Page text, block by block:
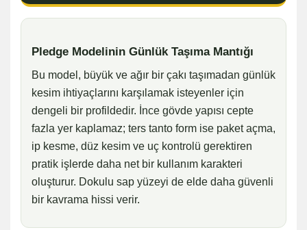
Pledge Modelinin Günlük Taşıma Mantığı
Bu model, büyük ve ağır bir çakı taşımadan günlük
kesim ihtiyaçlarını karşılamak isteyenler için
dengeli bir profildedir. İnce gövde yapısı cepte
fazla yer kaplamaz; ters tanto form ise paket açma,
ip kesme, düz kesim ve uç kontrolü gerektiren
pratik işlerde daha net bir kullanım karakteri
oluşturur. Dokulu sap yüzeyi de elde daha güvenli
bir kavrama hissi verir.